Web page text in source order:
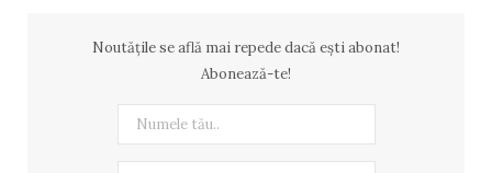
Noutățile se află mai repede dacă ești abonat!
Abonează-te!